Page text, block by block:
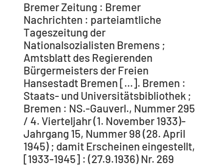
Bremer Zeitung : Bremer
Nachrichten : parteiamtliche
Tageszeitung der
Nationalsozialisten Bremens ;
Amtsblatt des Regierenden
Bürgermeisters der Freien
Hansestadt Bremen [...]. Bremen :
Staats- und Universitätsbibliothek ;
Bremen : NS.-Gauverl., Nummer 295
/ 4. Vierteljahr (1. November 1933)-
Jahrgang 15, Nummer 98 (28. April
1945) ; damit Erscheinen eingestellt,
[1933-1945] : (27.9.1936) Nr. 269